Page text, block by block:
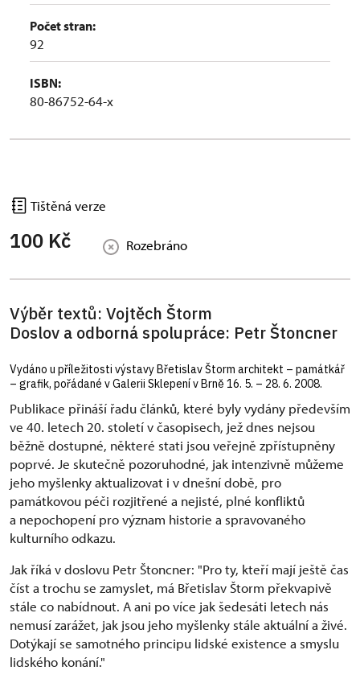
Počet stran:
92
ISBN:
80-86752-64-x
Tištěná verze
100 Kč Rozebráno
Výběr textů: Vojtěch Štorm
Doslov a odborná spolupráce: Petr Štoncner
Vydáno u příležitosti výstavy Břetislav Štorm architekt – památkář
– grafik, pořádané v Galerii Sklepení v Brně 16. 5. – 28. 6. 2008.
Publikace přináší řadu článků, které byly vydány především
ve 40. letech 20. století v časopisech, jež dnes nejsou
běžně dostupné, některé stati jsou veřejně zpřístupněny
poprvé. Je skutečně pozoruhodné, jak intenzivně můžeme
jeho myšlenky aktualizovat i v dnešní době, pro
památkovou péči rozjitřené a nejisté, plné konfliktů
a nepochopení pro význam historie a spravovaného
kulturního odkazu.
Jak říká v doslovu Petr Štoncner: "Pro ty, kteří mají ještě čas
číst a trochu se zamyslet, má Břetislav Štorm překvapivě
stále co nabídnout. A ani po více jak šedesáti letech nás
nemusí zarážet, jak jsou jeho myšlenky stále aktuální a živé.
Dotýkají se samotného principu lidské existence a smyslu
lidského konání."